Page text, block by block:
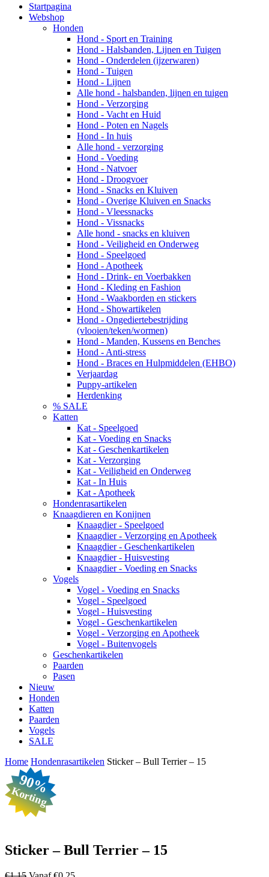
Startpagina
Webshop
Honden
Hond - Sport en Training
Hond - Halsbanden, Lijnen en Tuigen
Hond - Onderdelen (ijzerwaren)
Hond - Tuigen
Hond - Lijnen
Alle hond - halsbanden, lijnen en tuigen
Hond - Verzorging
Hond - Vacht en Huid
Hond - Poten en Nagels
Hond - In huis
Alle hond - verzorging
Hond - Voeding
Hond - Natvoer
Hond - Droogvoer
Hond - Snacks en Kluiven
Hond - Overige Kluiven en Snacks
Hond - Vleessnacks
Hond - Vissnacks
Alle hond - snacks en kluiven
Hond - Veiligheid en Onderweg
Hond - Speelgoed
Hond - Apotheek
Hond - Drink- en Voerbakken
Hond - Kleding en Fashion
Hond - Waakborden en stickers
Hond - Showartikelen
Hond - Ongediertebestrijding
(vlooien/teken/wormen)
Hond - Manden, Kussens en Benches
Hond - Anti-stress
Hond - Braces en Hulpmiddelen (EHBO)
Verjaardag
Puppy-artikelen
Herdenking
% SALE
Katten
Kat - Speelgoed
Kat - Voeding en Snacks
Kat - Geschenkartikelen
Kat - Verzorging
Kat - Veiligheid en Onderweg
Kat - In Huis
Kat - Apotheek
Hondenrasartikelen
Knaagdieren en Konijnen
Knaagdier - Speelgoed
Knaagdier - Verzorging en Apotheek
Knaagdier - Geschenkartikelen
Knaagdier - Huisvesting
Knaagdier - Voeding en Snacks
Vogels
Vogel - Voeding en Snacks
Vogel - Speelgoed
Vogel - Huisvesting
Vogel - Geschenkartikelen
Vogel - Verzorging en Apotheek
Vogel - Buitenvogels
Geschenkartikelen
Paarden
Pasen
Nieuw
Honden
Katten
Paarden
Vogels
SALE
Home Hondenrasartikelen Sticker – Bull Terrier – 15
90%
Korting
Sticker – Bull Terrier – 15
OorspronkelijkeHuidige